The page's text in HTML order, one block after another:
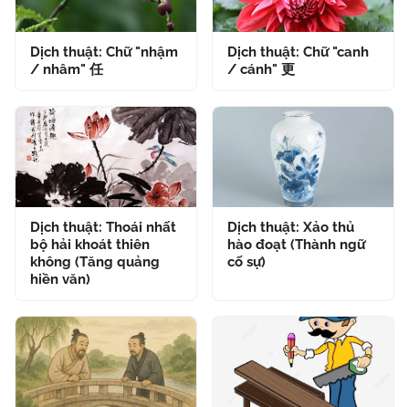
Dịch thuật: Chữ "nhậm
/ nhâm" 任
Dịch thuật: Chữ "canh
/ cánh" 更
Dịch thuật: Thoái nhất
bộ hải khoát thiên
không (Tăng quảng
hiền văn)
Dịch thuật: Xảo thủ
hào đoạt (Thành ngữ
cố sự)